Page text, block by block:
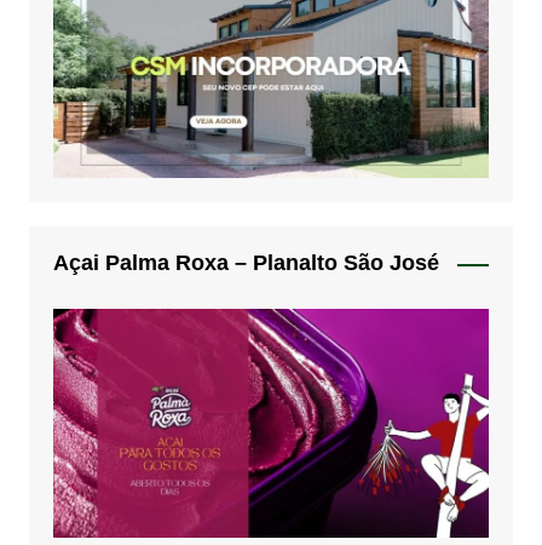
Açai Palma Roxa – Planalto São José